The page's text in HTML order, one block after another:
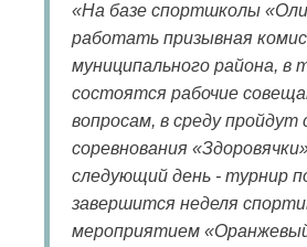
«На базе спортшколы
работать призывная
муниципального района, в
состоятся рабочие
вопросам, в среду
соревнования
следующий день - турнир
завершится неделя
мероприятием